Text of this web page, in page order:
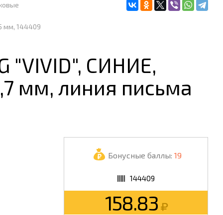
БЫТОВАЯ ТЕХНИКА
ОФИС
СПОРТ И ОТДЫХ
мм, 144409
"VIVID", СИНИЕ,
мм, линия письма
Бонусные баллы: 19
144409
158.83